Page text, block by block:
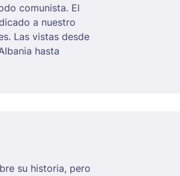
comunista. El
a nuestro
Las vistas desde
hasta
su historia, pero